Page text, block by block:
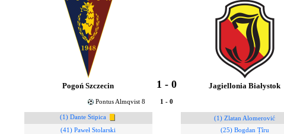
Pogoń Szczecin 1 - 0 Jagiellonia Białystok
Pontus Almqvist 8 1 - 0
(1) Dante Stipica
(1) Zlatan Alomerović
(41) Paweł Stolarski
(25) Bogdan Țîru